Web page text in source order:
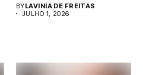
BYLAVINIA DE FREITAS
JULHO 1, 2026